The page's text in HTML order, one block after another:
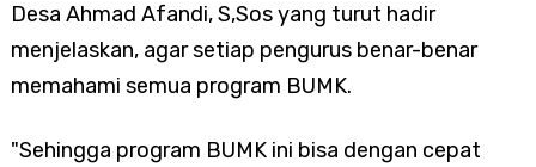
Desa Ahmad Afandi, S,Sos yang turut hadir
menjelaskan, agar setiap pengurus benar-benar
memahami semua program BUMK.
"Sehingga program BUMK ini bisa dengan cepat